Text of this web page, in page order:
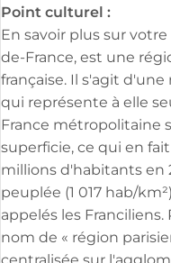
Point culturel :
En savoir plus sur
de-France, est une
française. Il s'agit
qui représente à elle
France métropolitaine
superficie, ce qui en
millions d'habitants en
peuplée (1 017 hab/
appelés les
nom de « région